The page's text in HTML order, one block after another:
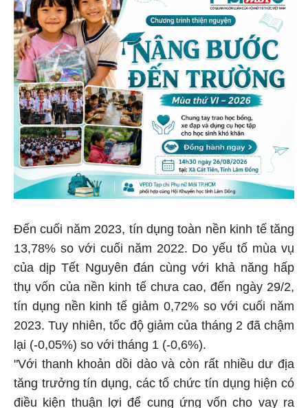
Đến cuối năm 2023, tín dụng toàn nền kinh tế tăng
13,78% so với cuối năm 2022. Do yếu tố mùa vụ
của dịp Tết Nguyên đán cùng với khả năng hấp
thụ vốn của nền kinh tế chưa cao, đến ngày 29/2,
tín dụng nền kinh tế giảm 0,72% so với cuối năm
2023. Tuy nhiên, tốc độ giảm của tháng 2 đã chậm
lại (-0,05%) so với tháng 1 (-0,6%).
"Với thanh khoản dồi dào và còn rất nhiều dư địa
tăng trưởng tín dụng, các tổ chức tín dụng hiện có
điều kiện thuận lợi để cung ứng vốn cho vay ra